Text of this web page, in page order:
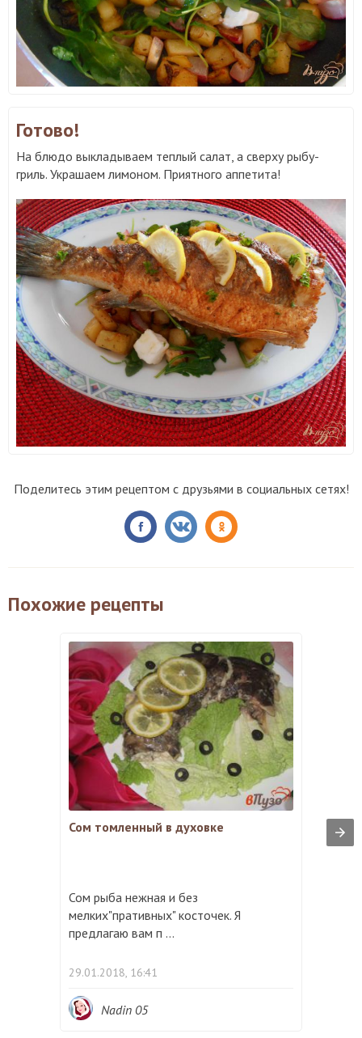
Готово!
На блюдо выкладываем теплый салат, а сверху рыбу-
гриль. Украшаем лимоном. Приятного аппетита!
Поделитесь этим рецептом с друзьями в социальных сетях!
Похожие рецепты
Сом томленный в духовке
Сом рыба нежная и без
мелких"пративных" косточек. Я
предлагаю вам п ...
29.01.2018, 16:41
Nadin 05